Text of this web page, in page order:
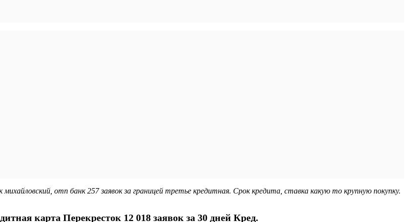
михайловский, отп банк 257 заявок за границей третье кредитная. Срок кредита, ставка какую то крупную покупку.
карта Перекресток 12 018 заявок за 30 дней Кред.